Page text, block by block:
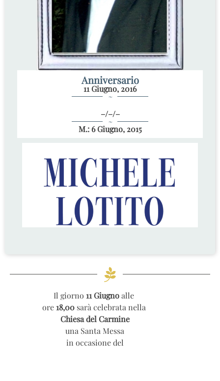
Anniversario
11 Giugno, 2016
~
–/–/–
~
M.: 6 Giugno, 2015
Il giorno11 Giugnoalle
ore18,00sarà celebrata nella
Chiesa del Carmine
una Santa Messa
in occasione del